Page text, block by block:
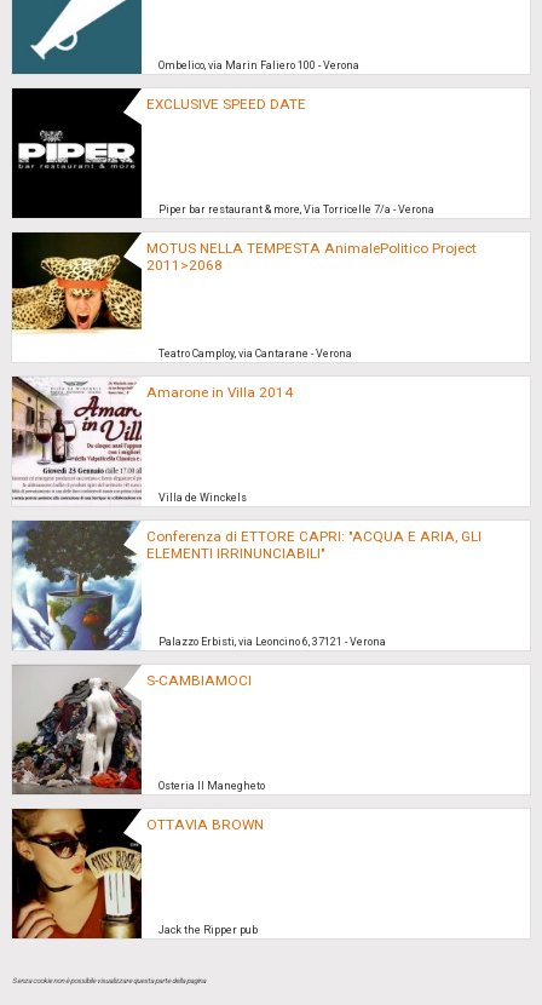
Ombelico, via Marin Faliero 100 - Verona
EXCLUSIVE SPEED DATE
Piper bar restaurant & more, Via Torricelle 7/a - Verona
MOTUS NELLA TEMPESTA AnimalePolitico Project
2011>2068
Teatro Camploy, via Cantarane - Verona
Amarone in Villa 2014
Villa de Winckels
Conferenza di ETTORE CAPRI: "ACQUA E ARIA, GLI
ELEMENTI IRRINUNCIABILI"
Palazzo Erbisti, via Leoncino 6, 37121 - Verona
S-CAMBIAMOCI
Osteria Il Manegheto
OTTAVIA BROWN
Jack the Ripper pub
Senza cookie non è possibile visualizzare questa parte della pagina